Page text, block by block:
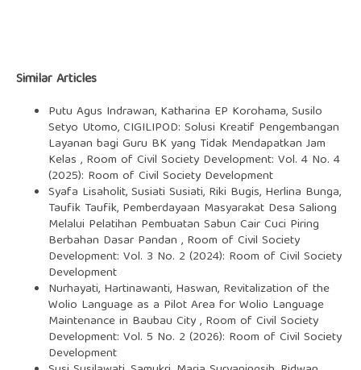
Similar Articles
Putu Agus Indrawan, Katharina EP Korohama, Susilo
Setyo Utomo,CIGILIPOD: Solusi Kreatif Pengembangan
Layanan bagi Guru BK yang Tidak Mendapatkan Jam
Kelas , Room of Civil Society Development: Vol. 4 No. 4
(2025): Room of Civil Society Development
Syafa Lisaholit, Susiati Susiati, Riki Bugis, Herlina Bunga,
Taufik Taufik, Pemberdayaan Masyarakat Desa Saliong
Melalui Pelatihan Pembuatan Sabun Cair Cuci Piring
Berbahan Dasar Pandan , Room of Civil Society
Development: Vol. 3 No. 2 (2024): Room of Civil Society
Development
Nurhayati, Hartinawanti, Haswan, Revitalization of the
Wolio Language as a Pilot Area for Wolio Language
Maintenance in Baubau City, Room of Civil Society
Development: Vol. 5 No. 2 (2026): Room of Civil Society
Development